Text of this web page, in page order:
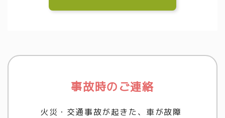
事故時のご連絡
火災・交通事故が起きた、車が故障